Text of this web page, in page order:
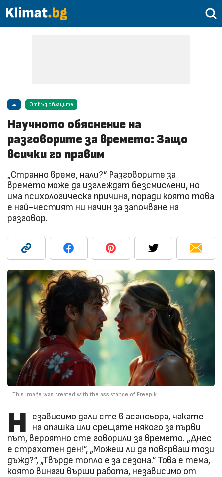
☁ Отвъд облаците
Научното обяснение на
разговорите за времето: Защо
всички го правим
„Странно време, нали?“ Разговорите за
времето може да изглеждат безсмислени, но
има психологическа причина, поради която това
е най-честият ни начин за започване на
разговор.
This image was created with the assistance of Freepik
Н
езависимо дали сте в асансьора, чакате
на опашка или срещате някого за първи
път, вероятно сте говорили за времето. „Днес
е страхотен ден!“, „Можеш ли да повярваш този
дъжд?“, „Твърде топло е за сезона.“ Това е тема,
която винаги върши работа, независимо от